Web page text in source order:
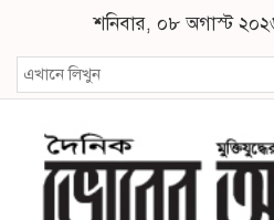
শনিবার, ০৮ অগাস্ট